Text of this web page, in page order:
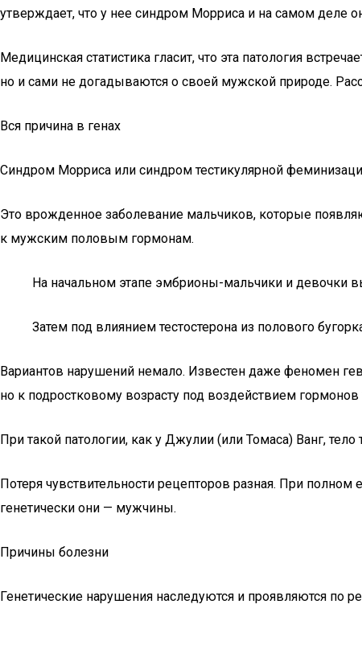
утверждает, что у нее синдром Морриса и на самом деле
Медицинская статистика гласит, что эта патология
но и сами не догадываются о своей мужской природе.
Вся причина в генах
Синдром Морриса или синдром тестикулярной
Это врожденное заболевание мальчиков, которые
к мужским половым гормонам.
На начальном этапе эмбрионы-мальчики и девочки
Затем под влиянием тестостерона из полового
Вариантов нарушений немало. Известен даже феномен
но к подростковому возрасту под воздействием
При такой патологии, как у Джулии (или Томаса) Ванг,
Потеря чувствительности рецепторов разная. При
генетически они — мужчины.
Причины болезни
Генетические нарушения наследуются и проявляются по